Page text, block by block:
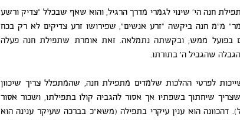
חנה הי' שינוי לגמרי מדרך הרגיל, והוא שאף שבכלל "צדיק ורשע
מ"מ חנה ביקשה "זרע אנשים", שפירושו זרע צדיקים לא רק בכח
בפועל ממש, ובקשתה נתמלאה. זאת אומרת שתפילת חנה פעלה
שהגביל ה' בתורתו.
לפרטי ההלכות שלמדים מתפילת חנה, שהמתפלל צריך שיכוון
שיחתוך בשפתיו אך אסור להגביה קולו בתפילתו, ושכור אסור
דהכוונה הוא ענין עיקרי בתפילה (משא"כ בברכה שעיקר ענינה הוא